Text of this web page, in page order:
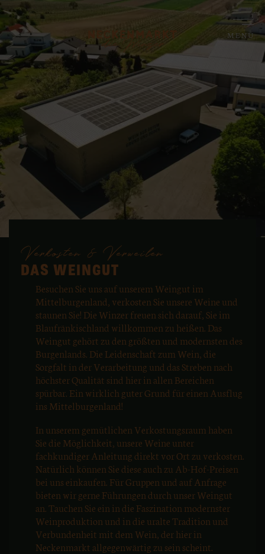
MENÜ
Verkosten & Verweilen
DAS WEINGUT
Besuchen Sie uns auf unserem Weingut im
Mittelburgenland, verkosten Sie unsere Weine und
staunen Sie! Die Winzer freuen sich darauf, Sie im
Blaufränkischland willkommen zu heißen. Das
Weingut gehört zu den größten und modernsten des
Burgenlands. Die Leidenschaft zum Wein, die
Sorgfalt in der Verarbeitung und das Streben nach
höchster Qualität sind hier in allen Bereichen
spürbar. Ein wirklich guter Grund für einen Ausflug
ins Mittelburgenland!
In unserem gemütlichen Verkostungsraum haben
Sie die Möglichkeit, unsere Weine unter
fachkundiger Anleitung direkt vor Ort zu verkosten.
Natürlich können Sie diese auch zu Ab-Hof-Preisen
bei uns einkaufen. Für Gruppen und auf Anfrage
bieten wir gerne Führungen durch unser Weingut
an. Tauchen Sie ein in die Faszination modernster
Weinproduktion und in die uralte Tradition und
Verbundenheit mit dem Wein, der hier in
Neckenmarkt allgegenwärtig zu sein scheint.